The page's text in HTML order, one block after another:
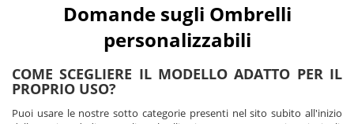
ogni tipo: da quelli antivento a quellihi-tech con luce led inclusa
quelli per bambini a quelli fashion da borsetta per le donne, da quelli
trasparenti a quelli monocolore o colorati, da quelli in legno a quelli in
PVC. E ancora ombrelli automatici, ombrelli pieghevoli, con manico in
legno e tanto altro.
Ti offriamo un numero infinito di possibilità tra cui scegliere perché
seconda delle esigenze del tuo brand!
Domande sugli Ombrelli
personalizzabili
COME SCEGLIERE IL MODELLO ADATTO PER IL
PROPRIO USO?
Puoi usare le nostre sotto categorie presenti nel sito subito all'inizio